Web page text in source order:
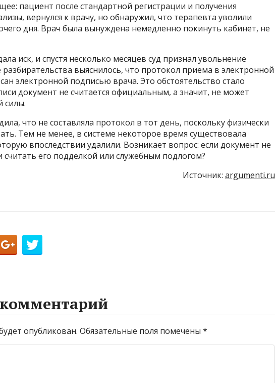
пациент после стандартной регистрации и получения
вернулся к врачу, но обнаружил, что терапевта уволили
дня. Врач была вынуждена немедленно покинуть кабинет, не
иск, и спустя несколько месяцев суд признал увольнение
выяснилось, что протокол приема в электронной
электронной подписью врача. Это обстоятельство стало
документ не считается официальным, а значит, не может
силы.
что не составляла протокол в тот день, поскольку физически
Тем не менее, в системе некоторое время существовала
впоследствии удалили. Возникает вопрос: если документ не
его подделкой или служебным подлогом?
Источник: argumenti.ru
опубликован. Обязательные поля помечены *